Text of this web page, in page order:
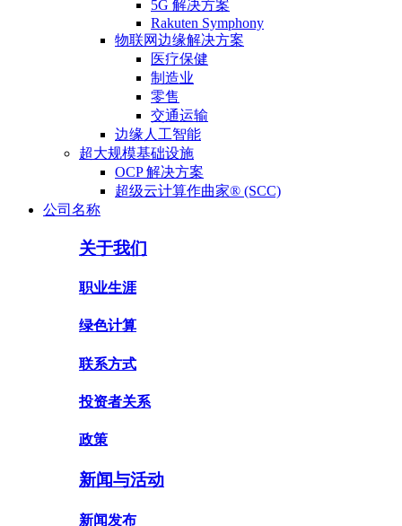
5G 解决方案
Rakuten Symphony
物联网边缘解决方案
医疗保健
制造业
零售
交通运输
边缘人工智能
超大规模基础设施
OCP 解决方案
超级云计算作曲家® (SCC)
公司名称
关于我们
职业生涯
绿色计算
联系方式
投资者关系
政策
新闻与活动
新闻发布